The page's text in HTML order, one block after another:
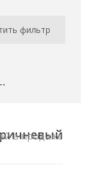
в продаже